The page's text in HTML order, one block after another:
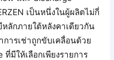
เป็นหนึ่งในผู้ผลิตไม่กี่
ลักภายใต้หลังคาเดียวกัน
ารเช่าถูกขับเคลื่อนด้วย
มีให้เลือกเพียงรายการ